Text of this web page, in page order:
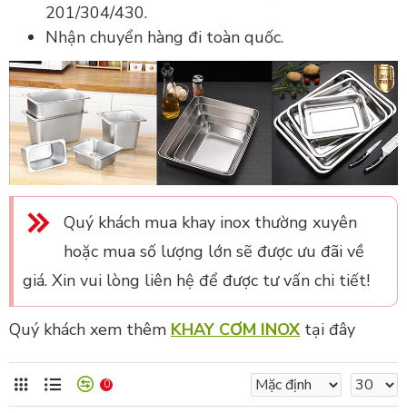
201/304/430.
Nhận chuyển hàng đi toàn quốc.
Quý khách mua khay inox thường xuyên
hoặc mua số lượng lớn sẽ được ưu đãi về
giá. Xin vui lòng liên hệ để được tư vấn chi tiết!
Quý khách xem thêm KHAY CƠM INOX tại đây
0